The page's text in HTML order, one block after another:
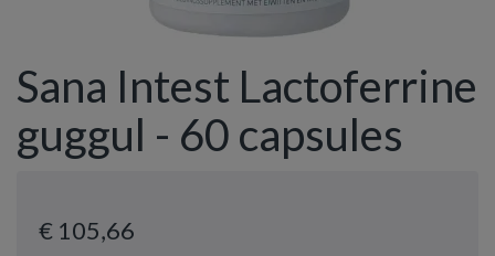
Sana Intest Lactoferrine
guggul - 60 capsules
€ 105,66